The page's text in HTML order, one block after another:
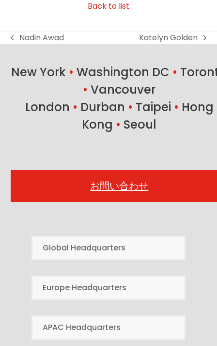
Back to list
previous
Nadin Awad
next
Katelyn Golden
New York • Washington DC •
• Vancouver
London • Durban • Taipei • Hong
Kong • Seoul
お問い合わせ
Global Headquarters
Europe Headquarters
APAC Headquarters